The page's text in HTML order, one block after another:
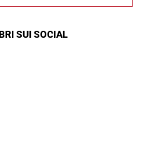
SUI SOCIAL